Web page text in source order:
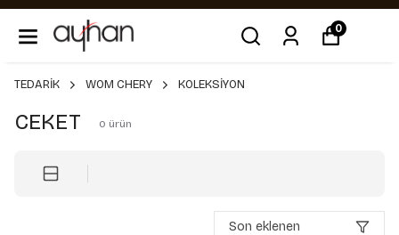
0
TEDARİK WOM CHERY KOLEKSİYON
CEKET 0 ürün
Son eklenen